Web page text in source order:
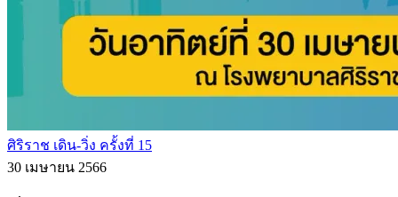
ศิริราช เดิน-วิ่ง ครั้งที่ 15
30 เมษายน 2566